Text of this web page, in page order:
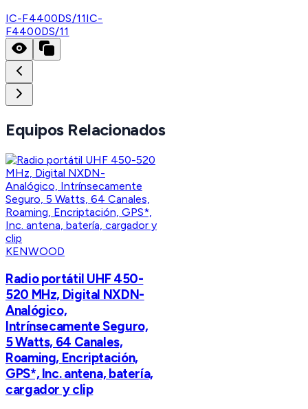
IC-F4400DS/11IC-
F4400DS/11
Equipos Relacionados
KENWOOD
Radio portátil UHF 450-
520 MHz, Digital NXDN-
Analógico,
Intrínsecamente Seguro,
5 Watts, 64 Canales,
Roaming, Encriptación,
GPS*, Inc. antena, batería,
cargador y clip